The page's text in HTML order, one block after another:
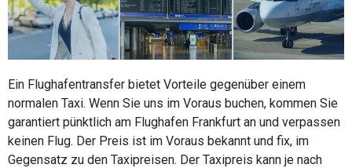
Ein Flughafentransfer bietet Vorteile gegenüber einem
normalen Taxi. Wenn Sie uns im Voraus buchen, kommen Sie
garantiert pünktlich am Flughafen Frankfurt an und verpassen
keinen Flug. Der Preis ist im Voraus bekannt und fix, im
Gegensatz zu den Taxipreisen. Der Taxipreis kann je nach